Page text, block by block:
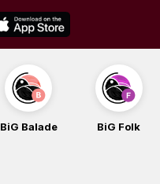
BiG Balade BiG Folk